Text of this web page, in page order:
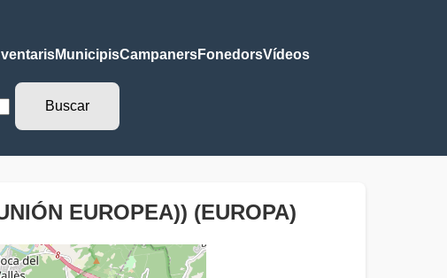
MunicipisCampanersFonedorsVídeos
EUROPEA)) (EUROPA)